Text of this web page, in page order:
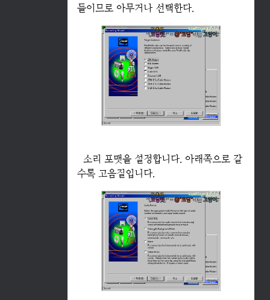
들이므로 아무거나 선택한다.
소리 포맷을 설정합니다. 아래쪽으로 갈
수록 고음질입니다.